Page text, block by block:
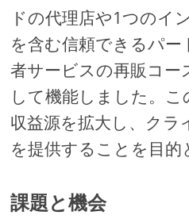
ドの代理店や1つのイ
を含む信頼できるパ
者サービスの再販コー
して機能しました。こ
収益源を拡大し、クラ
を提供することを目的
課題と機会